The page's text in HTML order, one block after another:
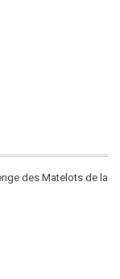
des Matelots de la